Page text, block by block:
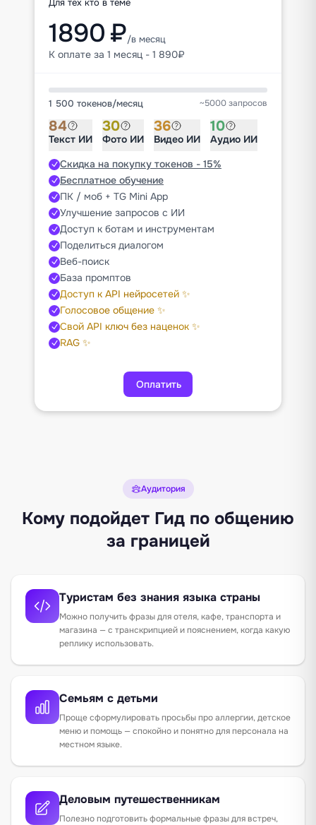
1890 ₽/в месяц
К оплате за 1 месяц - 1 890₽
1 500 токенов/месяц ~5000 запросов
84
Текст ИИ
30
Фото ИИ
36
Видео ИИ
10
Аудио ИИ
Скидка на покупку токенов - 15%
Бесплатное обучение
ПК / моб + TG Mini App
Улучшение запросов с ИИ
Доступ к ботам и инструментам
Поделиться диалогом
Веб-поиск
База промптов
Доступ к API нейросетей ✨
Голосовое общение ✨
Свой API ключ без наценок ✨
RAG ✨
Оплатить
Аудитория
Кому подойдет Гид по общению
за границей
Туристам без знания языка страны
Можно получить фразы для отеля, кафе, транспорта и
магазина — с транскрипцией и пояснением, когда какую
реплику использовать.
Семьям с детьми
Проще сформулировать просьбы про аллергии, детское
меню и помощь — спокойно и понятно для персонала на
местном языке.
Деловым путешественникам
Полезно подготовить формальные фразы для встреч,